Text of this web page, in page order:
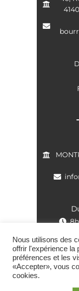
Nous utilisons des
offrir l'expérience la
préférences et les
«Accepter», vous
cookies.